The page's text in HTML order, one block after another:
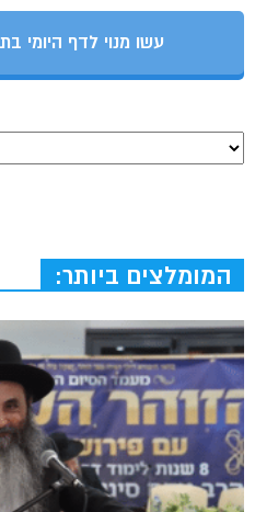
עשו מנוי לדף היומי
המומלצים ביותר: